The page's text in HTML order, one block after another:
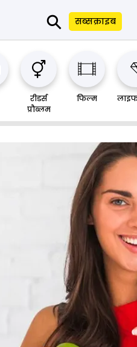
⚲ सब्सक्राइब
रीडर्स
प्रौब्लम
फिल्म